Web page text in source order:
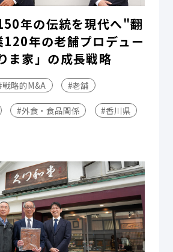
年の伝統を現代へ"翻
120年の老舗プロデュー
ま家」の成長戦略
戦略的M&A #老舗
#外食・食品関係 #香川県